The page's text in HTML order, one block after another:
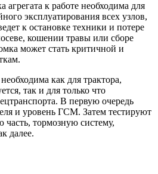
агрегата к работе необходима для
эксплуатирования всех узлов,
к остановке техники и потере
кошении травы или сборе
может стать критичной и
как для трактора,
так и для только что
В первую очередь
и уровень ГСМ. Затем тестируют
часть, тормозную систему,
далее.